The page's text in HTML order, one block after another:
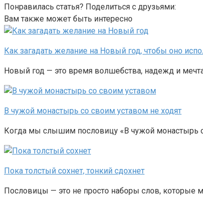
Понравилась статья? Поделиться с друзьями:
Вам также может быть интересно
Как загадать желание на Новый год, чтобы оно
Новый год — это время волшебства, надежд и
В чужой монастырь со своим уставом не ходят
Когда мы слышим пословицу «В чужой монастырь
Пока толстый сохнет, тонкий сдохнет
Пословицы — это не просто наборы слов, которые